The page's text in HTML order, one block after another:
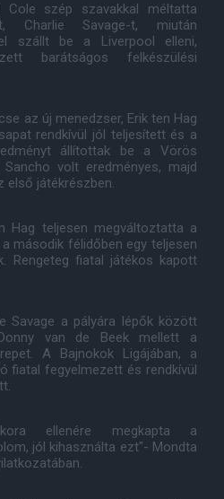
Cole szép szavakkal méltatta
Charlie Savage-t, miután
szállt be a Liverpool elleni,
barátságos felkészülési
az új menedzser, Erik ten Hag
rendkívül jól teljesített és a
állítottak be a Vörös
volt eredményes, majd
első játékrészben.
Hag teljesen megváltoztatta a
második félidőben egy teljesen
Rengeteg fiatal játékos kapott
Savage a pályára lépők között
van de Beek mellett a
A Bajnokok Ligájában, a
fiatal fegyelmezett és rendkívül
ellenére megkapta a
jól kihasználta ezt"- Mondta